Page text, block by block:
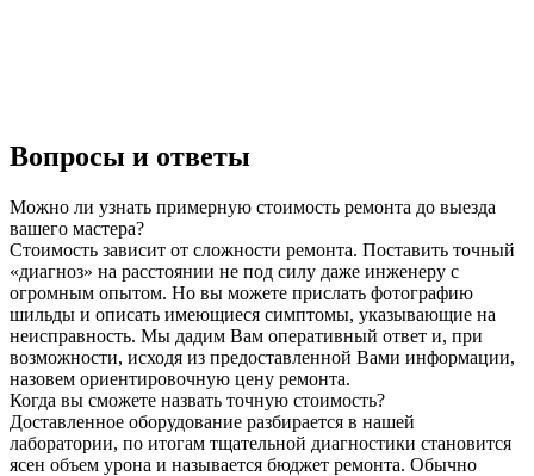
Вопросы и ответы
Можно ли узнать примерную стоимость ремонта до выезда
вашего мастера?
Стоимость зависит от сложности ремонта. Поставить точный
«диагноз» на расстоянии не под силу даже инженеру с
огромным опытом. Но вы можете прислать фотографию
шильды и описать имеющиеся симптомы, указывающие на
неисправность. Мы дадим Вам оперативный ответ и, при
возможности, исходя из предоставленной Вами информации,
назовем ориентировочную цену ремонта.
Когда вы сможете назвать точную стоимость?
Доставленное оборудование разбирается в нашей
лаборатории, по итогам тщательной диагностики становится
ясен объем урона и называется бюджет ремонта. Обычно